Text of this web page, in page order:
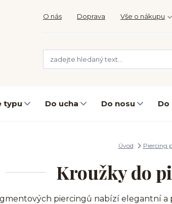
O nás Doprava Vše o nákupu
typu Do ucha Do nosu Do
Úvod Piercing
Kroužky do
piercingů nabízí elegantní